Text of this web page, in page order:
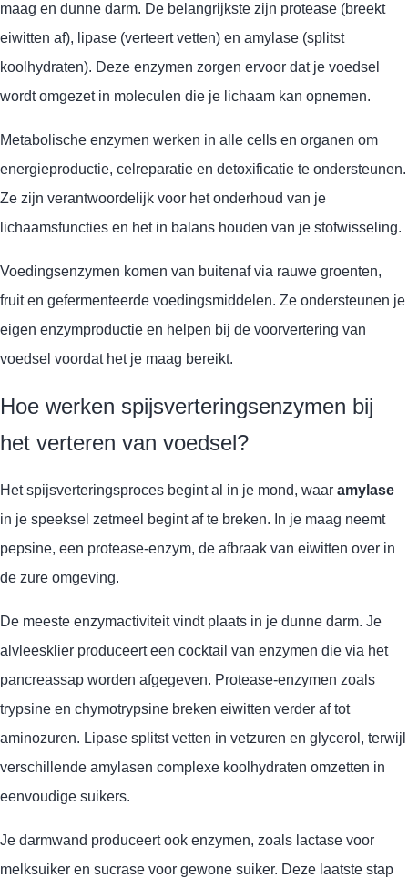
maag en dunne darm. De belangrijkste zijn protease (breekt
eiwitten af), lipase (verteert vetten) en amylase (splitst
koolhydraten). Deze enzymen zorgen ervoor dat je voedsel
wordt omgezet in moleculen die je lichaam kan opnemen.
Metabolische enzymen werken in alle cells en organen om
energieproductie, celreparatie en detoxificatie te ondersteunen.
Ze zijn verantwoordelijk voor het onderhoud van je
lichaamsfuncties en het in balans houden van je stofwisseling.
Voedingsenzymen komen van buitenaf via rauwe groenten,
fruit en gefermenteerde voedingsmiddelen. Ze ondersteunen je
eigen enzymproductie en helpen bij de voorvertering van
voedsel voordat het je maag bereikt.
Hoe werken spijsverteringsenzymen bij
het verteren van voedsel?
Het spijsverteringsproces begint al in je mond, waar amylase
in je speeksel zetmeel begint af te breken. In je maag neemt
pepsine, een protease-enzym, de afbraak van eiwitten over in
de zure omgeving.
De meeste enzymactiviteit vindt plaats in je dunne darm. Je
alvleesklier produceert een cocktail van enzymen die via het
pancreassap worden afgegeven. Protease-enzymen zoals
trypsine en chymotrypsine breken eiwitten verder af tot
aminozuren. Lipase splitst vetten in vetzuren en glycerol, terwijl
verschillende amylasen complexe koolhydraten omzetten in
eenvoudige suikers.
Je darmwand produceert ook enzymen, zoals lactase voor
melksuiker en sucrase voor gewone suiker. Deze laatste stap